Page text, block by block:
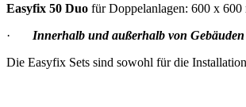
Easyfix 50 Duo für Doppelanlagen: 600 x 600
· Innerhalb und außerhalb von Gebäuden
Die Easyfix Sets sind sowohl für die